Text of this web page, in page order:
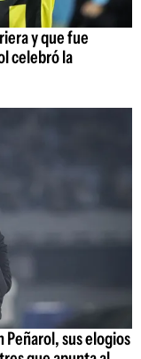
y que fue
celebró la
Peñarol, sus elogios